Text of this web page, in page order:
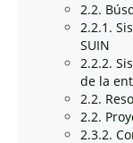
2.2.
2.2.1.
SUIN
2.2.2.
de la
2.2.
2.2.
2.3.2.